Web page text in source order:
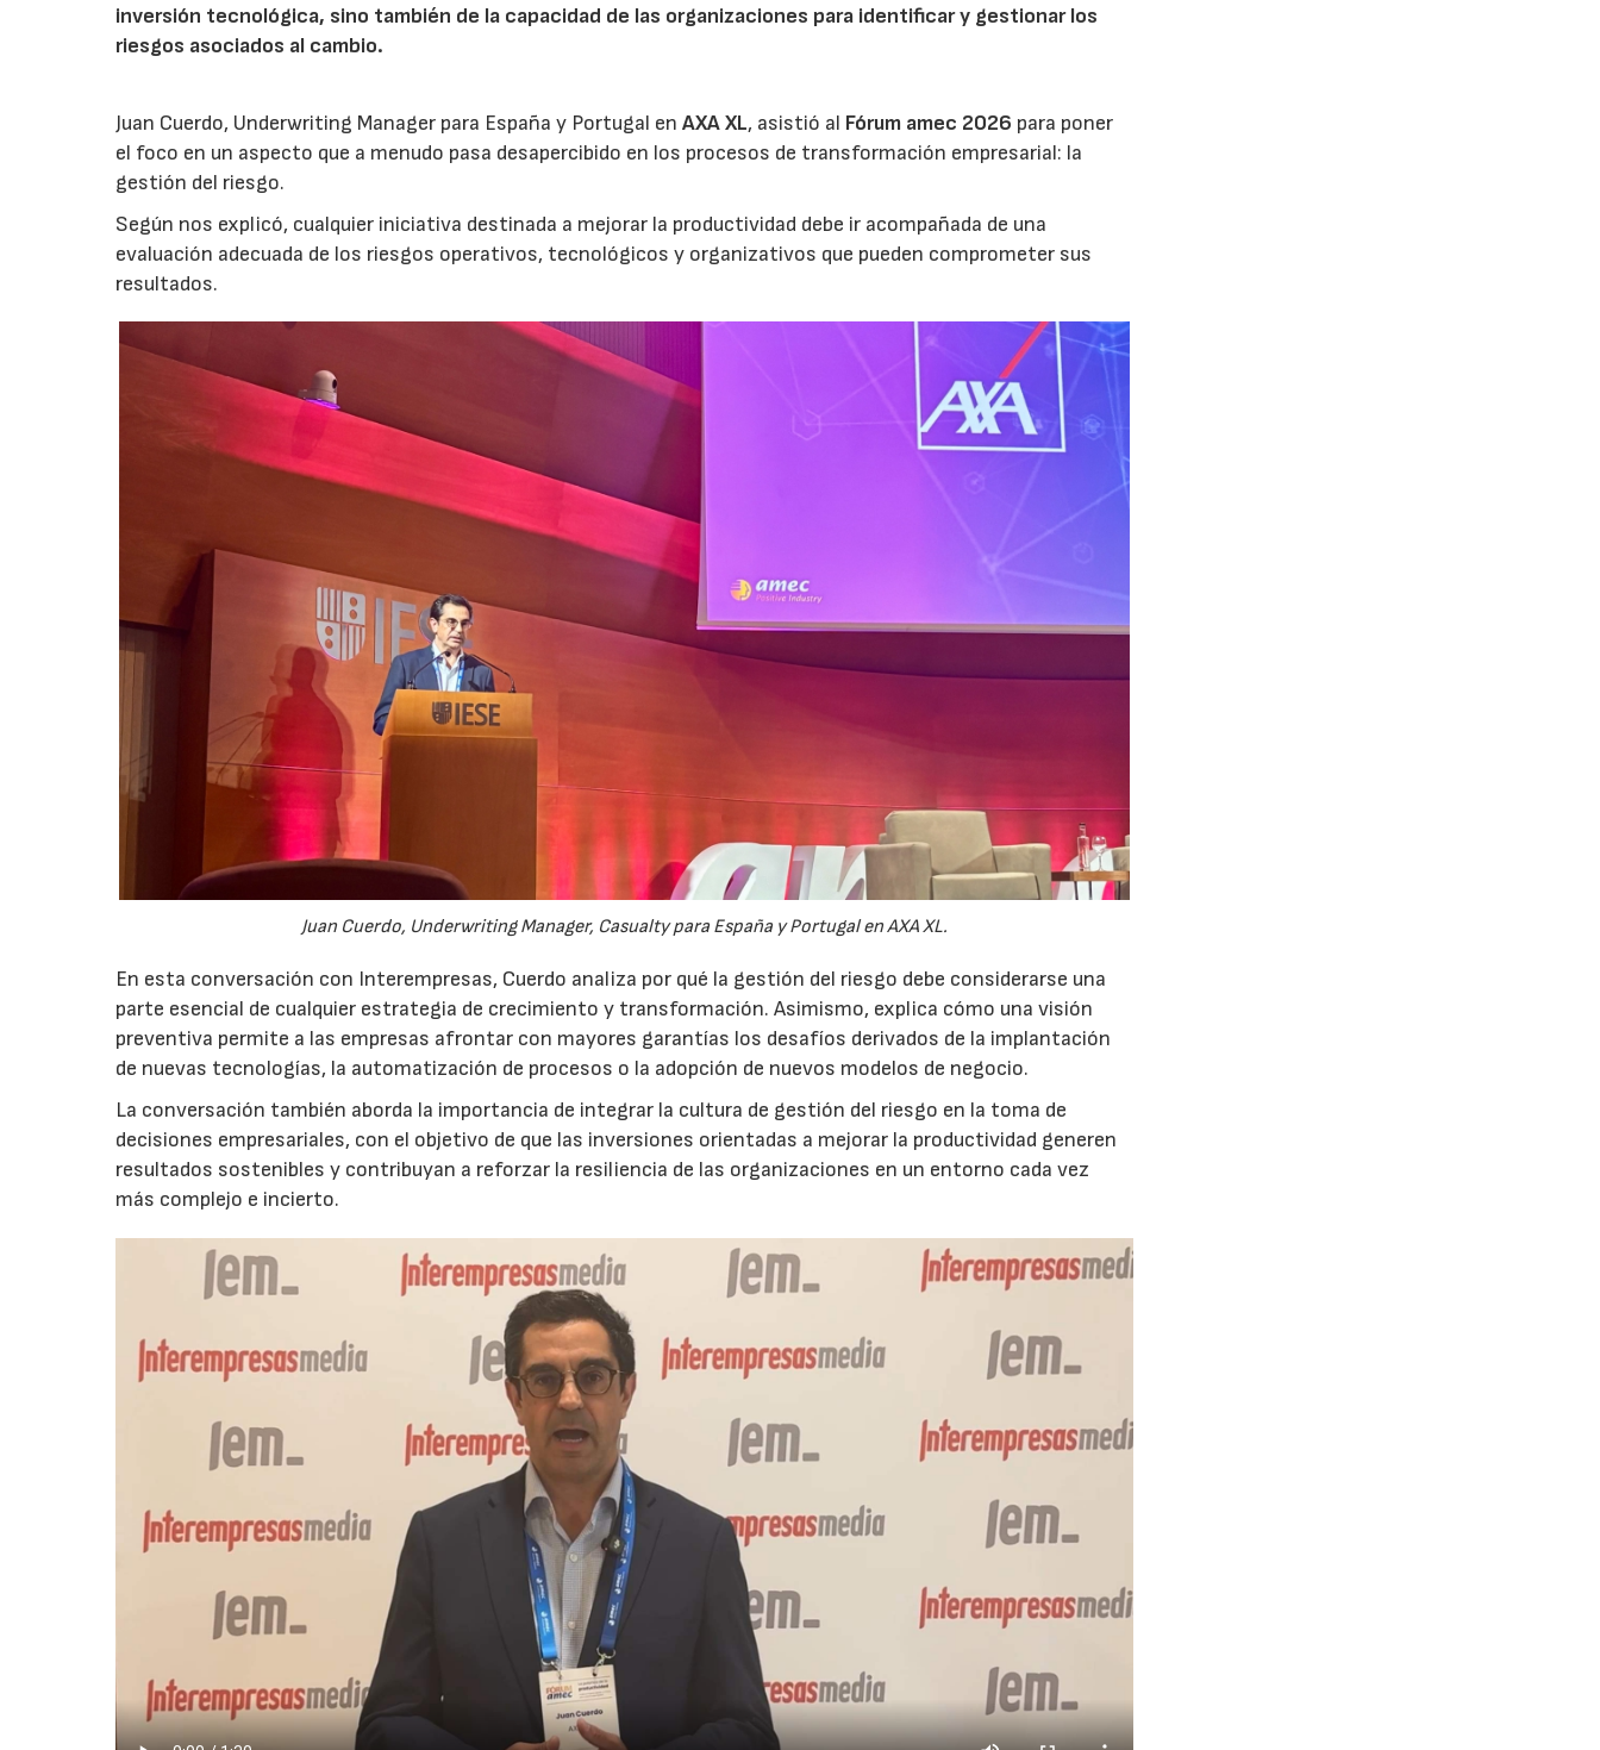
inversión tecnológica, sino también de la capacidad de las organizaciones para identificar y gestionar los
riesgos asociados al cambio.
Juan Cuerdo, Underwriting Manager para España y Portugal enAXA XL, asistió al Fórum amec 2026 para poner
el foco en un aspecto que a menudo pasa desapercibido en los procesos de transformación empresarial: la
gestión del riesgo.
Según nos explicó, cualquier iniciativa destinada a mejorar la productividad debe ir acompañada de una
evaluación adecuada de los riesgos operativos, tecnológicos y organizativos que pueden comprometer sus
resultados.
Juan Cuerdo, Underwriting Manager, Casualty para España y Portugal en AXA XL.
En esta conversación con Interempresas, Cuerdo analiza por qué la gestión del riesgo debe considerarse una
parte esencial de cualquier estrategia de crecimiento y transformación. Asimismo, explica cómo una visión
preventiva permite a las empresas afrontar con mayores garantías los desafíos derivados de la implantación
de nuevas tecnologías, la automatización de procesos o la adopción de nuevos modelos de negocio.
La conversación también aborda la importancia de integrar la cultura de gestión del riesgo en la toma de
decisiones empresariales, con el objetivo de que las inversiones orientadas a mejorar la productividad generen
resultados sostenibles y contribuyan a reforzar la resiliencia de las organizaciones en un entorno cada vez
más complejo e incierto.